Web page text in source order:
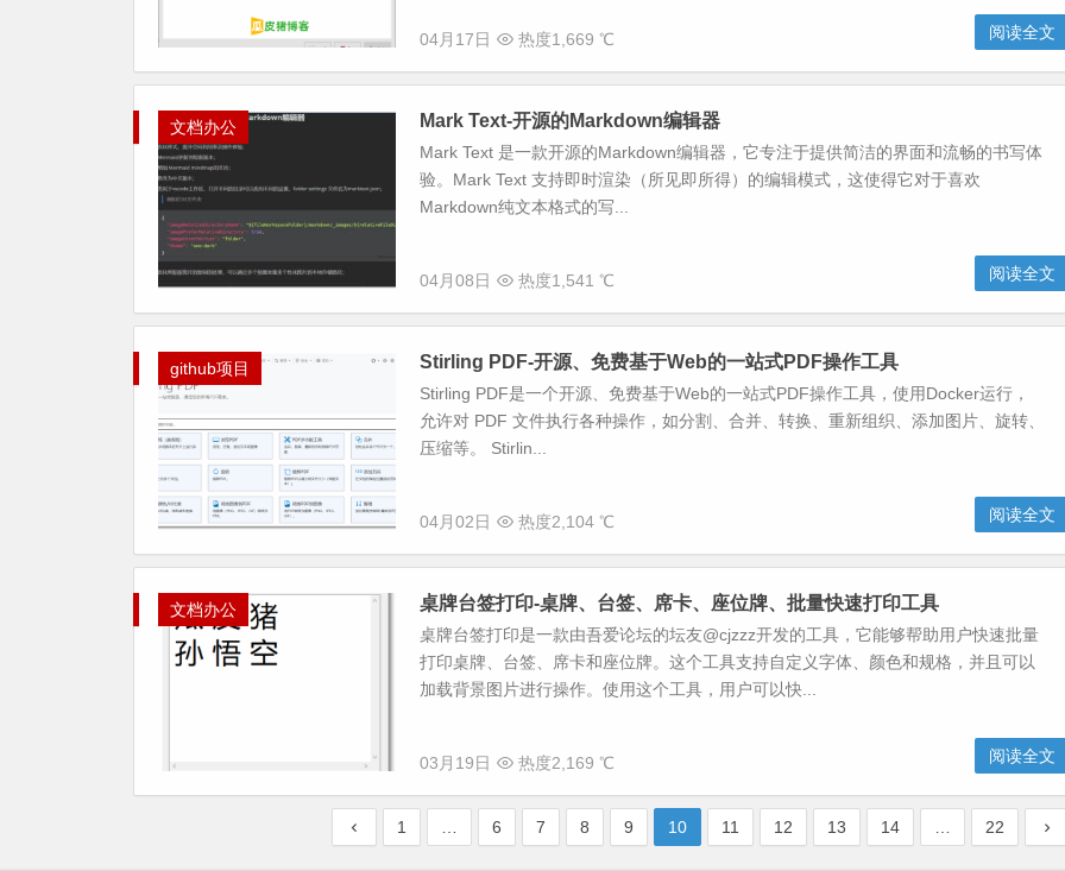
04月17日 热度1,669 ℃ 阅读全文
文档办公 Mark Text-开源的Markdown编辑器
Mark Text 是一款开源的Markdown编辑器，它专注于提供简洁的界面和流畅的书写体
验。Mark Text 支持即时渲染（所见即所得）的编辑模式，这使得它对于喜欢
Markdown纯文本格式的写...
04月08日 热度1,541 ℃ 阅读全文
github项目 Stirling PDF-开源、免费基于Web的一站式PDF操作工具
Stirling PDF是一个开源、免费基于Web的一站式PDF操作工具，使用Docker运行，
允许对 PDF 文件执行各种操作，如分割、合并、转换、重新组织、添加图片、旋转、
压缩等。 Stirlin...
04月02日 热度2,104 ℃ 阅读全文
文档办公 桌牌台签打印-桌牌、台签、席卡、座位牌、批量快速打印工具
桌牌台签打印是一款由吾爱论坛的坛友@cjzzz开发的工具，它能够帮助用户快速批量
打印桌牌、台签、席卡和座位牌。这个工具支持自定义字体、颜色和规格，并且可以
加载背景图片进行操作。使用这个工具，用户可以快...
03月19日 热度2,169 ℃ 阅读全文
1 6 7 8 9 10 11 12 13 14 22